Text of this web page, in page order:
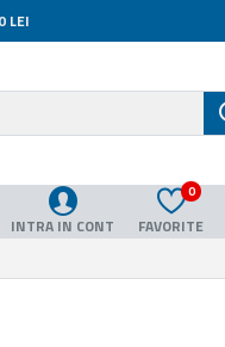
LEI
INTRA IN CONT FAVORITE
0